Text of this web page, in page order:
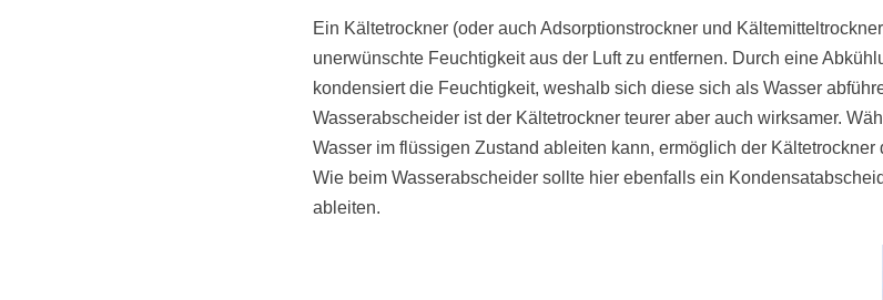
Ein Kältetrockner (oder auch Adsorptionstrockner und
unerwünschte Feuchtigkeit aus der Luft zu entfernen. Durch eine
kondensiert die Feuchtigkeit, weshalb sich diese sich als Wasser
Wasserabscheider ist der Kältetrockner teurer aber auch wirksamer.
Wasser im flüssigen Zustand ableiten kann, ermöglich der
Wie beim Wasserabscheider sollte hier ebenfalls ein
ableiten.